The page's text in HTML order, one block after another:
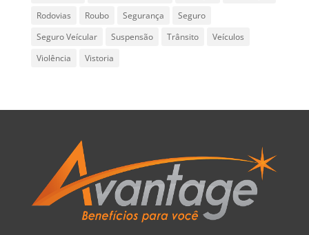
Rodovias
Roubo Segurança
Seguro
Seguro Veícular
Suspensão Trânsito
Veículos
Violência
Vistoria